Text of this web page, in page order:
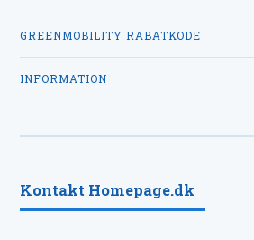
GREENMOBILITY RABATKODE
INFORMATION
Kontakt Homepage.dk